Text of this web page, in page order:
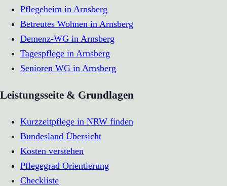
Pflegeheim in Arnsberg
Betreutes Wohnen in Arnsberg
Demenz-WG in Arnsberg
Tagespflege in Arnsberg
Senioren WG in Arnsberg
Leistungsseite & Grundlagen
Kurzzeitpflege in NRW finden
Bundesland Übersicht
Kosten verstehen
Pflegegrad Orientierung
Checkliste